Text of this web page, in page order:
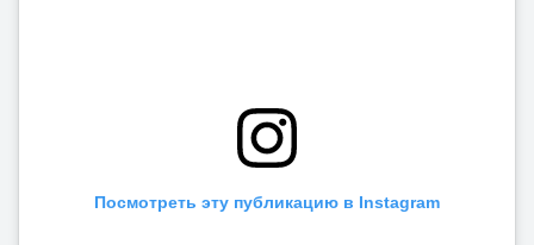
Посмотреть эту публикацию в Instagram